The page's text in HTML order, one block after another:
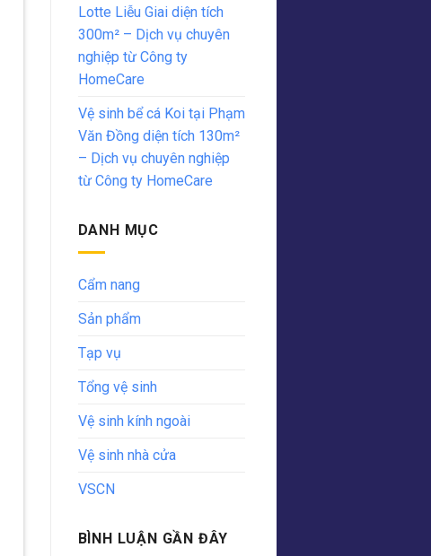
Lotte Liễu Giai diện tích
300m² – Dịch vụ chuyên
nghiệp từ Công ty
HomeCare
Vệ sinh bể cá Koi tại Phạm
Văn Đồng diện tích 130m²
– Dịch vụ chuyên nghiệp
từ Công ty HomeCare
DANH MỤC
Cẩm nang
Sản phẩm
Tạp vụ
Tổng vệ sinh
Vệ sinh kính ngoài
Vệ sinh nhà cửa
VSCN
BÌNH LUẬN GẦN ĐÂY